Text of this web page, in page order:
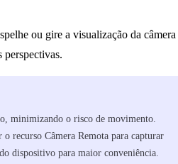
ou gire a visualização da câmera
perspectivas.
minimizando o risco de movimento.
recurso Câmera Remota para capturar
dispositivo para maior conveniência.